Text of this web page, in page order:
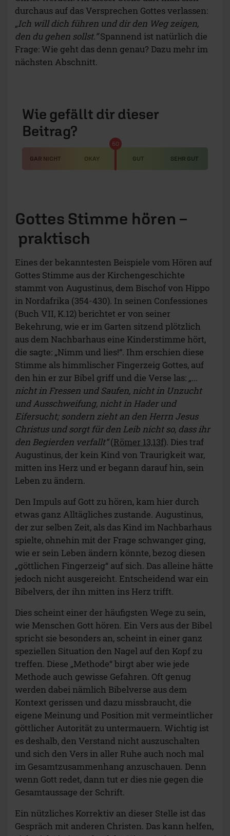
durchaus auf das Versprechen Gottes verlassen:
„Ich will dich führen und dir den Weg zeigen,
den du gehen sollst.“Spannend ist natürlich die
Frage: Wie geht das denn genau? Dazu mehr im
nächsten Abschnitt.
Wie gefällt dir dieser
Beitrag?
GAR NICHT OKAY GUT SEHR GUT
50
Gottes Stimme hören –
praktisch
Eines der bekanntesten Beispiele vom Hören auf
Gottes Stimme aus der Kirchengeschichte
stammt von Augustinus, dem Bischof von Hippo
in Nordafrika (354-430). In seinen Confessiones
(Buch VII, K.12) berichtet er von seiner
Bekehrung, wie er im Garten sitzend plötzlich
aus dem Nachbarhaus eine Kinderstimme hört,
die sagte: „Nimm und lies!“. Ihm erschien diese
Stimme als himmlischer Fingerzeig Gottes, auf
den hin er zur Bibel griff und die Verse las: „...
nicht in Fressen und Saufen, nicht in Unzucht
und Ausschweifung, nicht in Hader und
Eifersucht; sondern zieht an den Herrn Jesus
Christus und sorgt für den Leib nicht so, dass ihr
den Begierden verfallt“(Römer 13,13f). Dies traf
Augustinus, der kein Kind von Traurigkeit war,
mitten ins Herz und er begann darauf hin, sein
Leben zu ändern.
Den Impuls auf Gott zu hören, kam hier durch
etwas ganz Alltägliches zustande. Augustinus,
der zur selben Zeit, als das Kind im Nachbarhaus
spielte, ohnehin mit der Frage schwanger ging,
wie er sein Leben ändern könnte, bezog diesen
„göttlichen Fingerzeig“ auf sich. Das alleine hätte
jedoch nicht ausgereicht. Entscheidend war ein
Bibelvers, der ihn mitten ins Herz trifft.
Dies scheint einer der häufigsten Wege zu sein,
wie Menschen Gott hören. Ein Vers aus der Bibel
spricht sie besonders an, scheint in einer ganz
speziellen Situation den Nagel auf den Kopf zu
treffen. Diese „Methode“ birgt aber wie jede
Methode auch gewisse Gefahren. Oft genug
werden dabei nämlich Bibelverse aus dem
Kontext gerissen und dazu missbraucht, die
eigene Meinung und Position mit vermeintlicher
göttlicher Autorität zu untermauern. Wichtig ist
es deshalb, den Verstand nicht auszuschalten
und sich den Vers in aller Ruhe auch noch mal
im Gesamtzusammenhang anzuschauen. Denn
wenn Gott redet, dann tut er dies nie gegen die
Gesamtaussage der Schrift.
Ein nützliches Korrektiv an dieser Stelle ist das
Gespräch mit anderen Christen. Das kann helfen,